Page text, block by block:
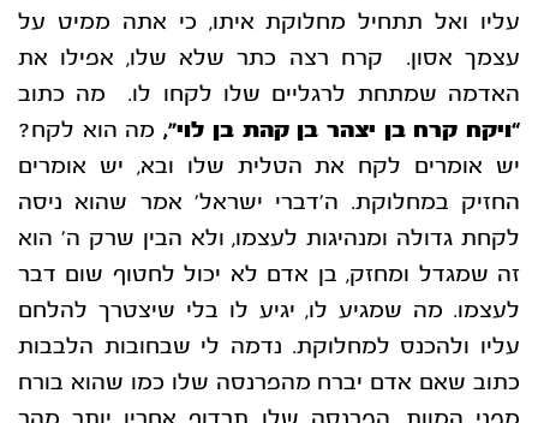
עליו ואל תתחיל מחלוקת איתו, כי אתה ממיט על
עצמך אסון. קרח רצה כתר שלא שלו, אפילו את
האדמה שמתחת לרגליים שלו לקחו לו. מה כתוב
“ויקח קרח בן יצהר בן קהת בן לוי”, מה הוא לקח?
יש אומרים לקח את הטלית שלו ובא, יש אומרים
החזיק במחלוקת. ה’דברי ישראל’ אמר שהוא ניסה
לקחת גדולה ומנהיגות לעצמו, ולא הבין שרק ה’ הוא
זה שמגדל ומחזק, בן אדם לא יכול לחטוף שום דבר
לעצמו. מה שמגיע לו, יגיע לו בלי שיצטרך להלחם
עליו ולהכנס למחלוקת. נדמה לי שבחובות הלבבות
כתוב שאם אדם יברח מהפרנסה שלו כמו שהוא בורח